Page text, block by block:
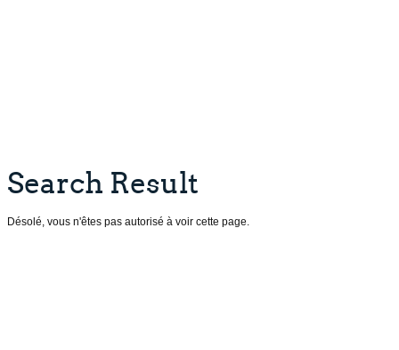
Search Result
Désolé, vous n'êtes pas autorisé à voir cette page.